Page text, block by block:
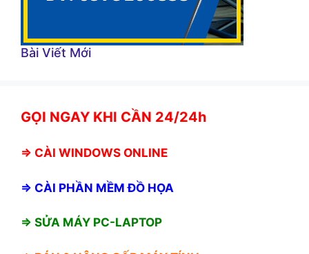
Bài Viết Mới
GỌI NGAY KHI CẦN 24/24h
⇒ CÀI WINDOWS ONLINE
⇒ CÀI PHẦN MỀM ĐỒ HỌA
⇒ SỬA MÁY PC-LAPTOP